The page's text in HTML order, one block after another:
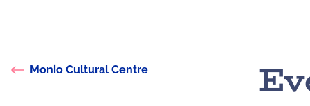
Monio Cultural Centre